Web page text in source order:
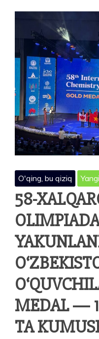
O'qing, bu qiziq
58-
MEDAL — 1
TA